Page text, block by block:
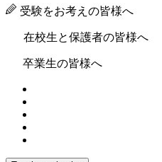
受験をお考えの皆様へ
在校生と保護者の皆様へ
卒業生の皆様へ